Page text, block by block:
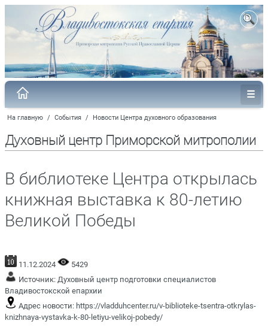
На главную / События / Новости Центра духовного образования
Духовный центр Приморской митрополии
В библиотеке Центра открылась
книжная выставка к 80-летию
Великой Победы
11.12.2024
5429
Источник: Духовный центр подготовки специалистов
Владивостокской епархии
Адрес новости: https://vladduhcenter.ru/v-biblioteke-tsentra-otkrylas-
knizhnaya-vystavka-k-80-letiyu-velikoj-pobedy/